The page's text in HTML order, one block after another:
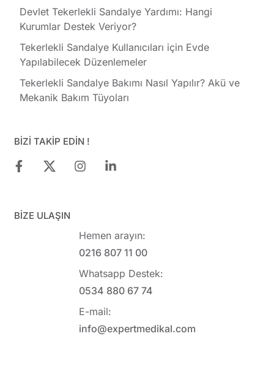
Devlet Tekerlekli Sandalye Yardımı: Hangi
Kurumlar Destek Veriyor?
Tekerlekli Sandalye Kullanıcıları için Evde
Yapılabilecek Düzenlemeler
Tekerlekli Sandalye Bakımı Nasıl Yapılır? Akü ve
Mekanik Bakım Tüyoları
BİZİ TAKİP EDİN !
BİZE ULAŞIN
Hemen arayın:
0216 807 11 00
Whatsapp Destek:
0534 880 67 74
E-mail:
info@expertmedikal.com